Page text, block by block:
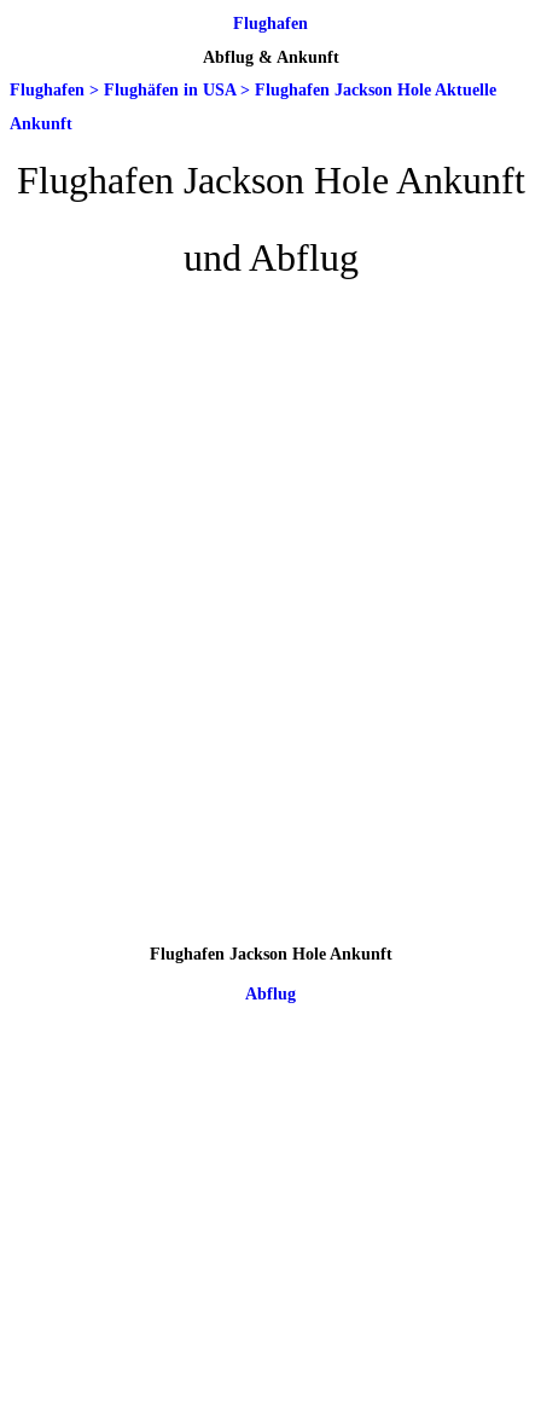
Flughafen
Abflug & Ankunft
Flughafen > Flughäfen in USA > Flughafen Jackson Hole Aktuelle
Ankunft
Flughafen Jackson Hole Ankunft
und Abflug
Flughafen Jackson Hole Ankunft
Abflug